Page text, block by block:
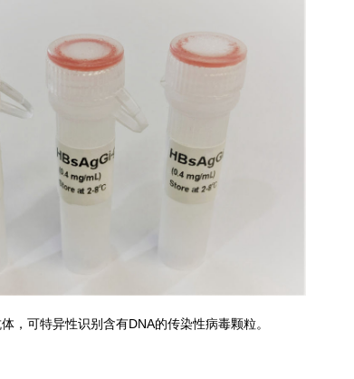
，可特异性识别含有DNA的传染性病毒颗粒。